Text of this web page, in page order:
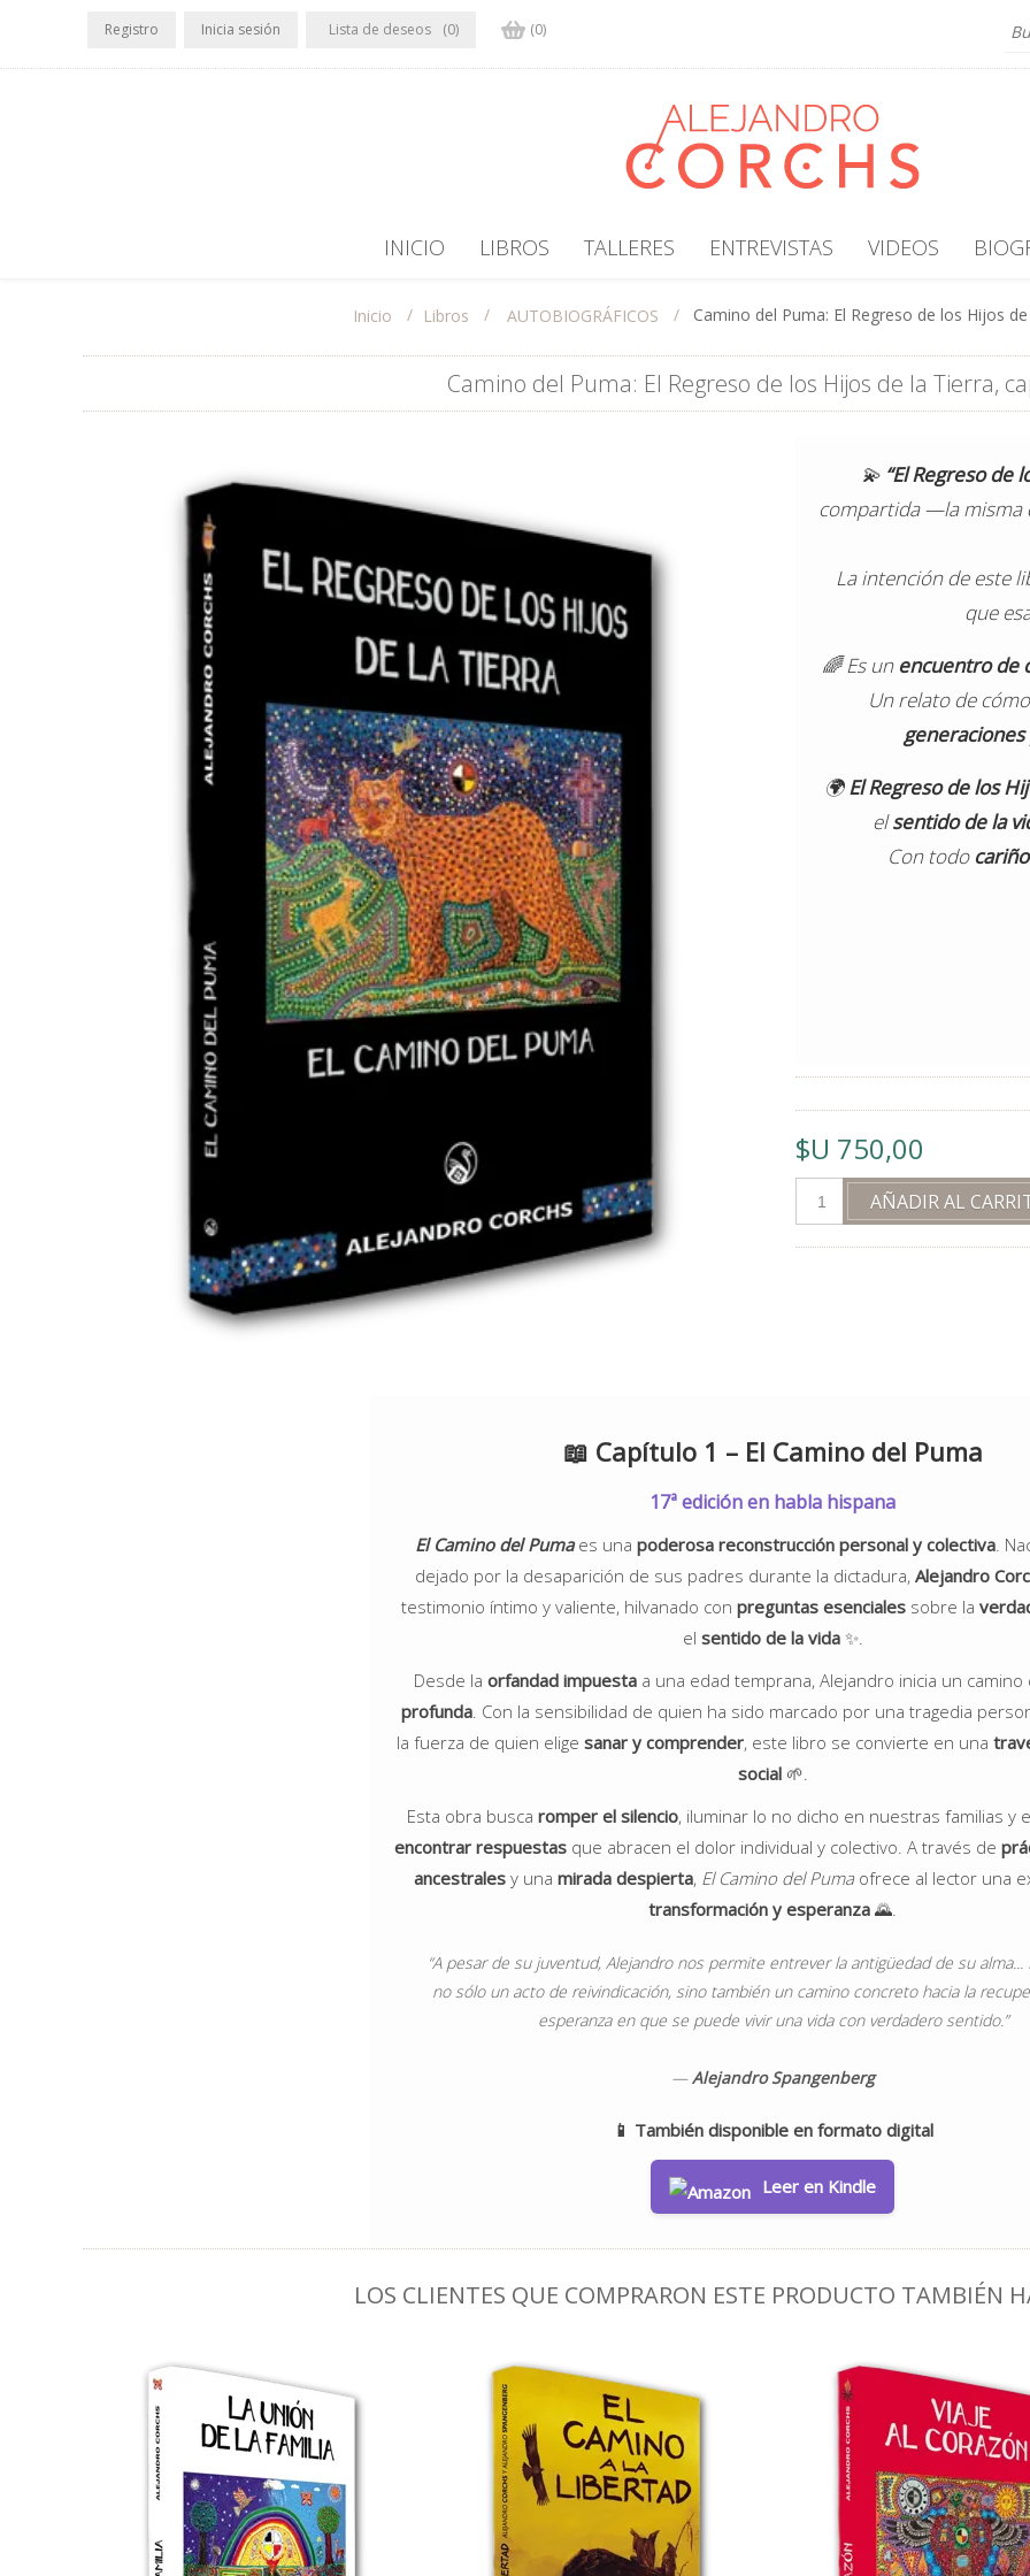
Registro Inicia sesión Lista de deseos (0) (0)
INICIO LIBROS TALLERES ENTREVISTAS VIDEOS
Inicio / Libros / AUTOBIOGRÁFICOS / Camino del Puma: El Regreso de los Hijos
Camino del Puma: El Regreso de los Hijos de la Tierra,
💫 “El Regreso de
compartida —la misma
La intención de este
que
🌈 Es un encuentro de
Un relato de cómo
generaciones
🌍El Regreso de los
elsentido de la
Con todo cariño
$U 750,00
📖 Capítulo 1 – El Camino del Puma
17ª edición en habla hispana
El Camino del Pumaes una poderosa reconstrucción personal y colectiva.
dejado por la desaparición de sus padres durante la dictadura, Alejandro
testimonio íntimo y valiente, hilvanado con preguntas esenciales sobre la
el sentido de la vida✨.
Desde la orfandad impuesta a una edad temprana, Alejandro inicia un camino
profunda. Con la sensibilidad de quien ha sido marcado por una tragedia
la fuerza de quien elige sanar y comprender, este libro se convierte en una
social🌱.
Esta obra busca romper el silencio, iluminar lo no dicho en nuestras familias y
encontrar respuestasque abracen el dolor individual y colectivo. A través de
ancestralesy una mirada despierta, El Camino del Pumaofrece al lector una
transformación y esperanza 🌄.
“A pesar de su juventud, Alejandro nos permite entrever la antigüedad de su
no sólo un acto de reivindicación, sino también un camino concreto hacia la
esperanza en que se puede vivir una vida con verdadero sentido.”
—Alejandro Spangenberg
📱 También disponible en formato digital
Leer en Kindle
LOS CLIENTES QUE COMPRARON ESTE PRODUCTO TAMBIÉN